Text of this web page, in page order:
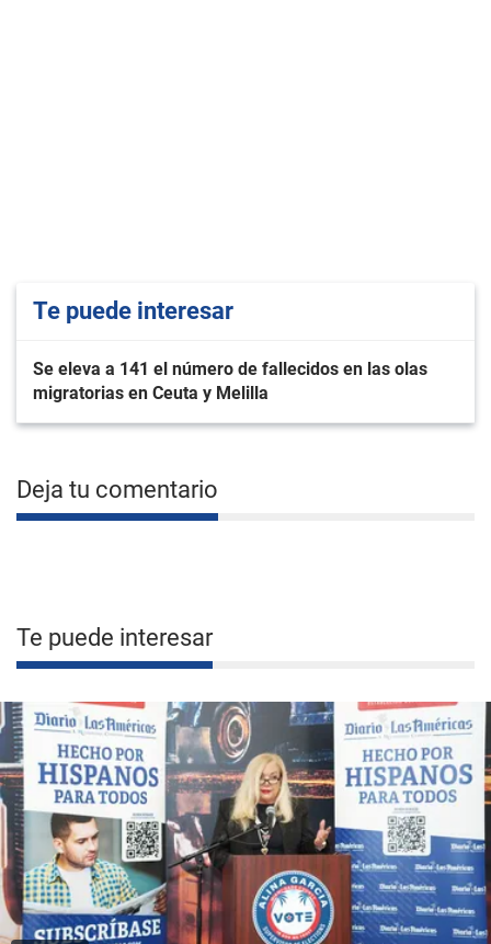
Te puede interesar
Se eleva a 141 el número de fallecidos en las olas
migratorias en Ceuta y Melilla
Deja tu comentario
Te puede interesar